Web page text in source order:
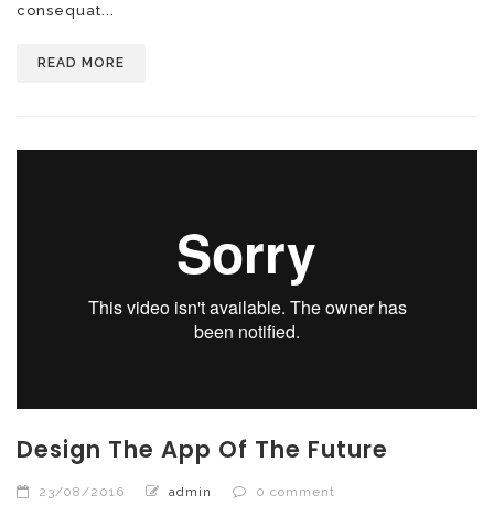
consequat...
READ MORE
Design The App Of The Future
23/08/2016 admin 0 comment